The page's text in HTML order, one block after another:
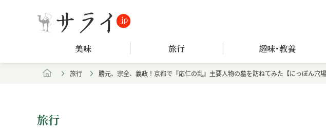
美味 旅行 趣味･教養
旅行 勝元、宗全、義政！京都で『応仁の乱』主要人物の墓を訪ねてみた【にっぽん穴場
旅行